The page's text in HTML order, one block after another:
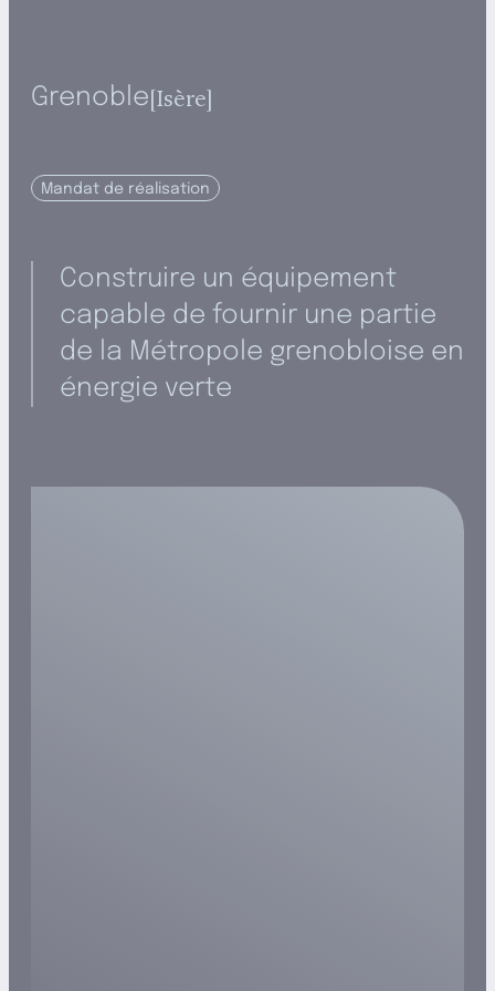
Grenoble Isère
Mandat de réalisation
Construire un équipement
capable de fournir une partie
de la Métropole grenobloise en
énergie verte